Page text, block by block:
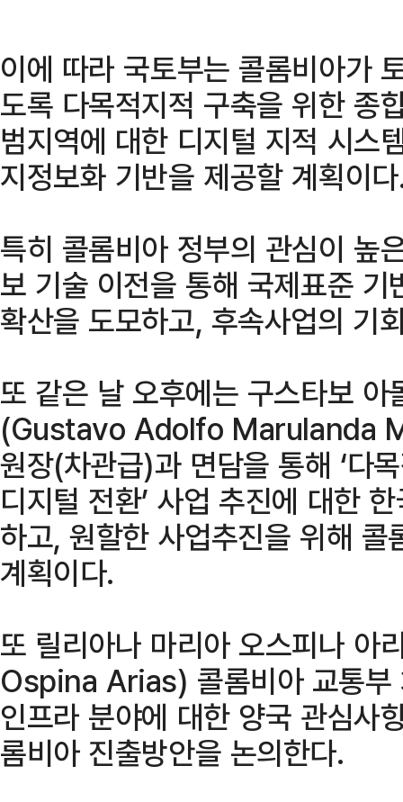
이에 따라 국토부는 콜롬비아가
도록 다목적지적 구축을 위한 종
범지역에 대한 디지털 지적 시스
지정보화 기반을 제공할 계획이
특히 콜롬비아 정부의 관심이 높
보 기술 이전을 통해 국제표준
확산을 도모하고, 후속사업의 기
또 같은 날 오후에는 구스타보 아
(Gustavo Adolfo Marulanda
원장(차관급)과 면담을 통해 ‘다
디지털 전환’ 사업 추진에 대한
하고, 원할한 사업추진을 위해
계획이다.
또 릴리아나 마리아 오스피나
Ospina Arias) 콜롬비아 교통부
인프라 분야에 대한 양국 관심사
롬비아 진출방안을 논의한다.